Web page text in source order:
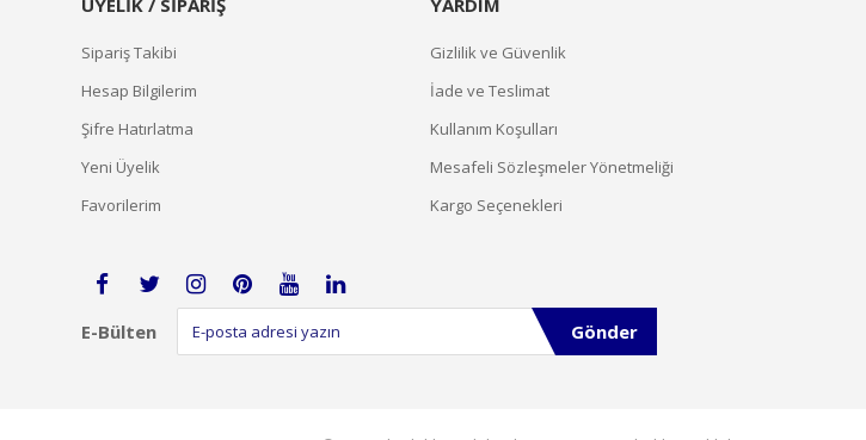
ÜYELİK / SİPARİŞ
Sipariş Takibi
Hesap Bilgilerim
Şifre Hatırlatma
Yeni Üyelik
Favorilerim
YARDIM
Gizlilik ve Güvenlik
İade ve Teslimat
Kullanım Koşulları
Mesafeli Sözleşmeler Yönetmeliği
Kargo Seçenekleri
E-Bülten Gönder